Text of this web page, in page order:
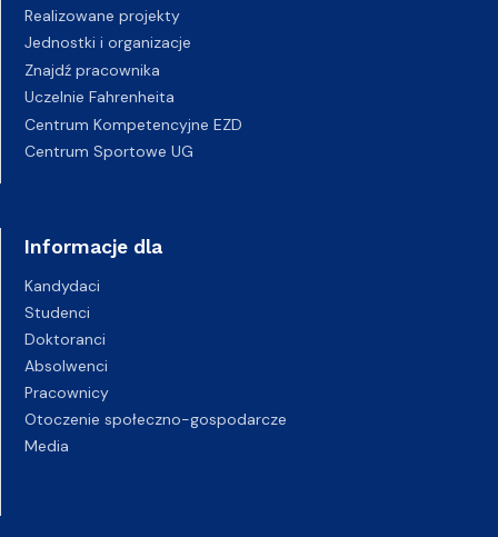
Realizowane projekty
Jednostki i organizacje
Znajdź pracownika
Uczelnie Fahrenheita
Centrum Kompetencyjne EZD
Centrum Sportowe UG
Informacje dla
Kandydaci
Studenci
Doktoranci
Absolwenci
Pracownicy
Otoczenie społeczno-gospodarcze
Media